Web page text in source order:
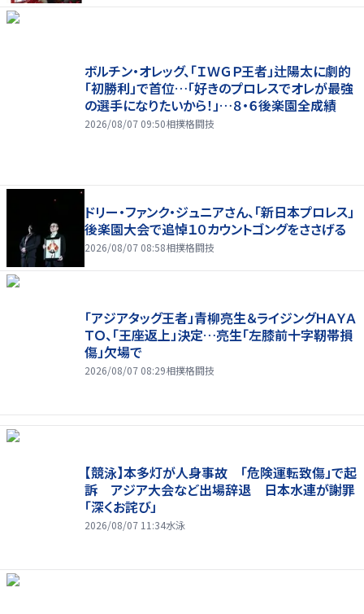
ボルチン・オレッグ、「ＩＷＧＰ王者」辻陽太に劇的
「初勝利」で首位…「好きのプロレスでオレが最強
の選手になりたいから！」…８・６後楽園全成績
2026/08/07 09:50相撲格闘技
ドリー・ファンク・ジュニアさん、「新日本プロレス」
後楽園大会で追悼１０カウントゴングをささげる
2026/08/07 08:58相撲格闘技
「アジアタッグ王者」青柳亮生＆ライジングＨＡＹＡ
ＴＯ、「王座返上」決定…亮生「左膝前十字靭帯損
傷」欠場で
2026/08/07 08:29相撲格闘技
【競泳】本多灯が人身事故 「危険運転致傷」で起
訴 アジア大会など出場辞退 日本水連が謝罪
「深くお詫び」
2026/08/07 11:34水泳